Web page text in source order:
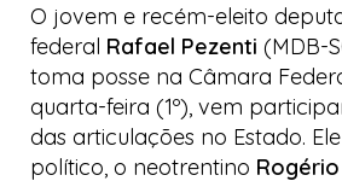
O jovem e recém-eleito
federal Rafael Pezenti (MDB-
toma posse na Câmara
quarta-feira (1º), vem
das articulações no Estado.
político, o neotrentino Rogério